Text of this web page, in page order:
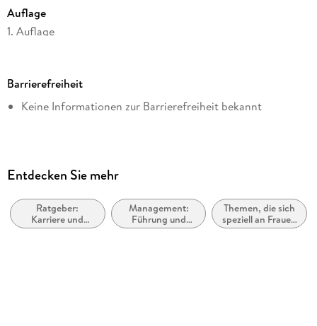
Auflage
1. Auflage
Dateigröße
1,02 MB
Autor/Autorin
Verlag/Hersteller
GABAL Verlag
Barrierefreiheit
Keine Informationen zur Barrierefreiheit bekannt
Entdecken Sie mehr
Ratgeber:
Karriere und
Erfolg
Management:
Führung und
Motivation
Themen, die sich
speziell an Frauen
und/oder